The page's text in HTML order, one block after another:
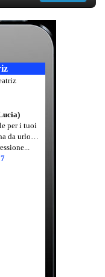
per i tuoi
da urlo…